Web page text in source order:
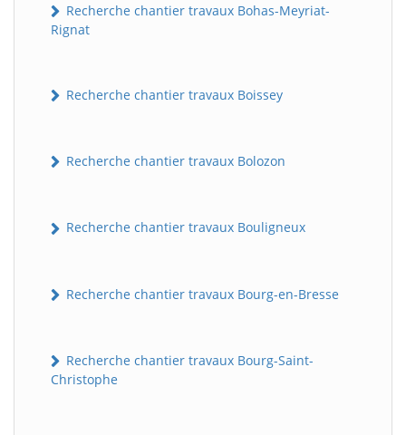
Recherche chantier travaux Bohas-Meyriat-
Rignat
Recherche chantier travaux Boissey
Recherche chantier travaux Bolozon
Recherche chantier travaux Bouligneux
Recherche chantier travaux Bourg-en-Bresse
Recherche chantier travaux Bourg-Saint-
Christophe